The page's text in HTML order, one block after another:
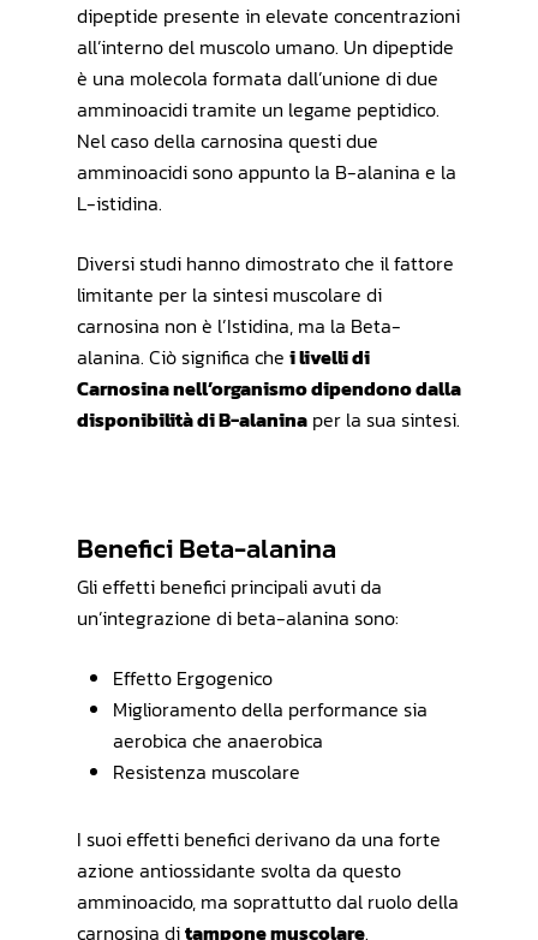
dipeptide presente in elevate concentrazioni
all’interno del muscolo umano. Un dipeptide
è una molecola formata dall’unione di due
amminoacidi tramite un legame peptidico.
Nel caso della carnosina questi due
amminoacidi sono appunto la B-alanina e la
L-istidina.
Diversi studi hanno dimostrato che il fattore
limitante per la sintesi muscolare di
carnosina non è l’Istidina, ma la Beta-
alanina. Ciò significa che i livelli di
Carnosina nell’organismo dipendono dalla
disponibilità di B-alanina per la sua sintesi.
Benefici Beta-alanina
Gli effetti benefici principali avuti da
un’integrazione di beta-alanina sono:
Effetto Ergogenico
Miglioramento della performance sia
aerobica che anaerobica
Resistenza muscolare
I suoi effetti benefici derivano da una forte
azione antiossidante svolta da questo
amminoacido, ma soprattutto dal ruolo della
carnosina ditampone muscolare.